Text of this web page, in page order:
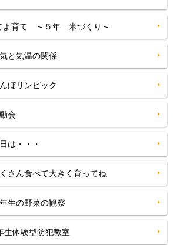
よ育て ～５年 米づくり～
と気温の関係
ぼリンピック
会
は・・・
さん食べて大きく育ってね
生の野菜の観察
生体験型防犯教室